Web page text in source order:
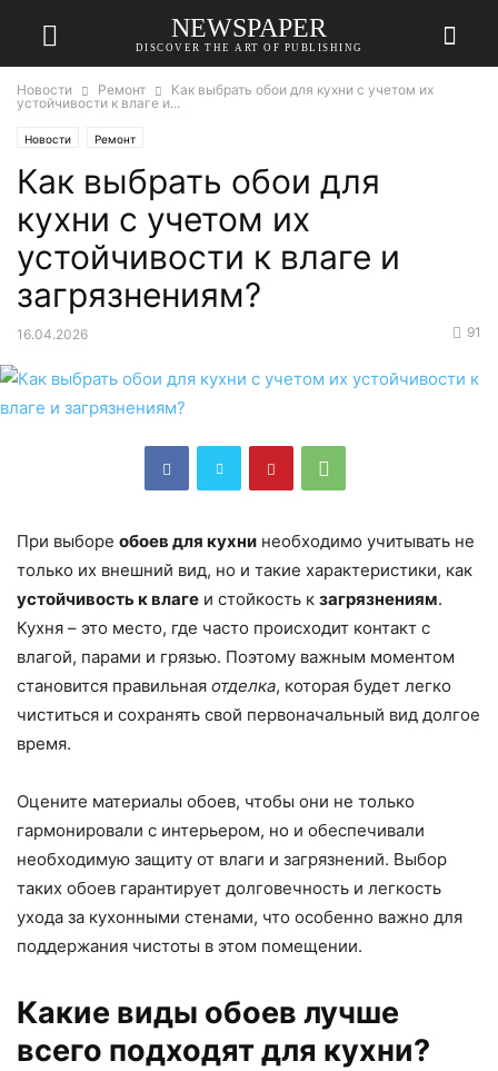
NEWSPAPER
DISCOVER THE ART OF PUBLISHING
Новости Ремонт
Как выбрать обои для кухни с учетом их
устойчивости к влаге и...
Новости Ремонт
Как выбрать обои для
кухни с учетом их
устойчивости к влаге и
загрязнениям?
16.04.2026 91
При выборе обоев для кухни необходимо учитывать не
только их внешний вид, но и такие характеристики, как
устойчивость к влаге и стойкость к загрязнениям.
Кухня – это место, где часто происходит контакт с
влагой, парами и грязью. Поэтому важным моментом
становится правильная отделка, которая будет легко
чиститься и сохранять свой первоначальный вид долгое
время.
Оцените материалы обоев, чтобы они не только
гармонировали с интерьером, но и обеспечивали
необходимую защиту от влаги и загрязнений. Выбор
таких обоев гарантирует долговечность и легкость
ухода за кухонными стенами, что особенно важно для
поддержания чистоты в этом помещении.
Какие виды обоев лучше
всего подходят для кухни?